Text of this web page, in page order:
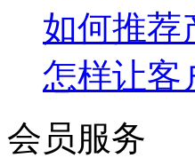
如何推荐
怎样让客
会员服务